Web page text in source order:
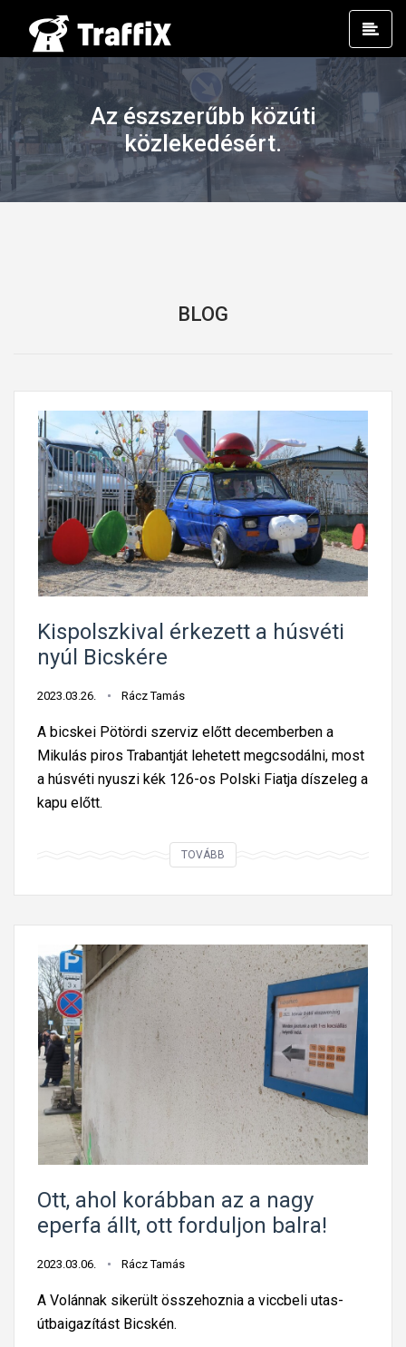
Az észszerűbb közúti
közlekedésért.
BLOG
Kispolszkival érkezett a húsvéti
nyúl Bicskére
2023.03.26. Rácz Tamás
A bicskei Pötördi szerviz előtt decemberben a
Mikulás piros Trabantját lehetett megcsodálni, most
a húsvéti nyuszi kék 126-os Polski Fiatja díszeleg a
kapu előtt.
TOVÁBB
s
p
o
s
z
k
v
a
l
é
k
e
t
Ott, ahol korábban az a nagy
eperfa állt, ott forduljon balra!
2023.03.06. Rácz Tamás
A Volánnak sikerült összehoznia a viccbeli utas-
útbaigazítást Bicskén.